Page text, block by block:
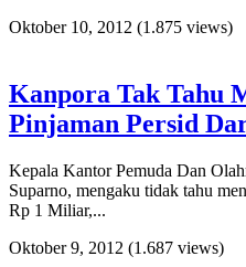
Oktober 10, 2012 (1.875 views)
Kanpora Tak Tahu
Pinjaman Persid
Kepala Kantor Pemuda Dan
Suparno, mengaku tidak tahu
Rp 1 Miliar,...
Oktober 9, 2012 (1.687 views)